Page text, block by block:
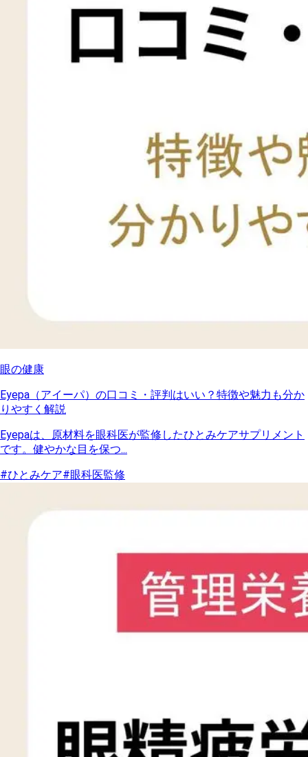
眼の健康
Eyepa（アイーパ）の口コミ・評判はいい？特徴や魅力も分か
りやすく解説
Eyepaは、原材料を眼科医が監修したひとみケアサプリメント
です。健やかな目を保つ...
#ひとみケア#眼科医監修